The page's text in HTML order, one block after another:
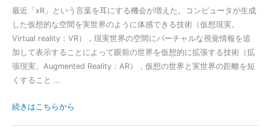
最近「xR」という言葉を耳にする機会が増えた。コンピュータが生成
した仮想的な空間を実世界のように体感できる技術（仮想現実。
Virtual reality：VR），現実世界の空間にバーチャルな視覚情報を追
加して表示することによって眼前の世界を仮想的に拡張する技術（拡
張現実。Augmented Reality：AR），仮想の世界と実世界の距離を短
くすること …
続きはこちらから